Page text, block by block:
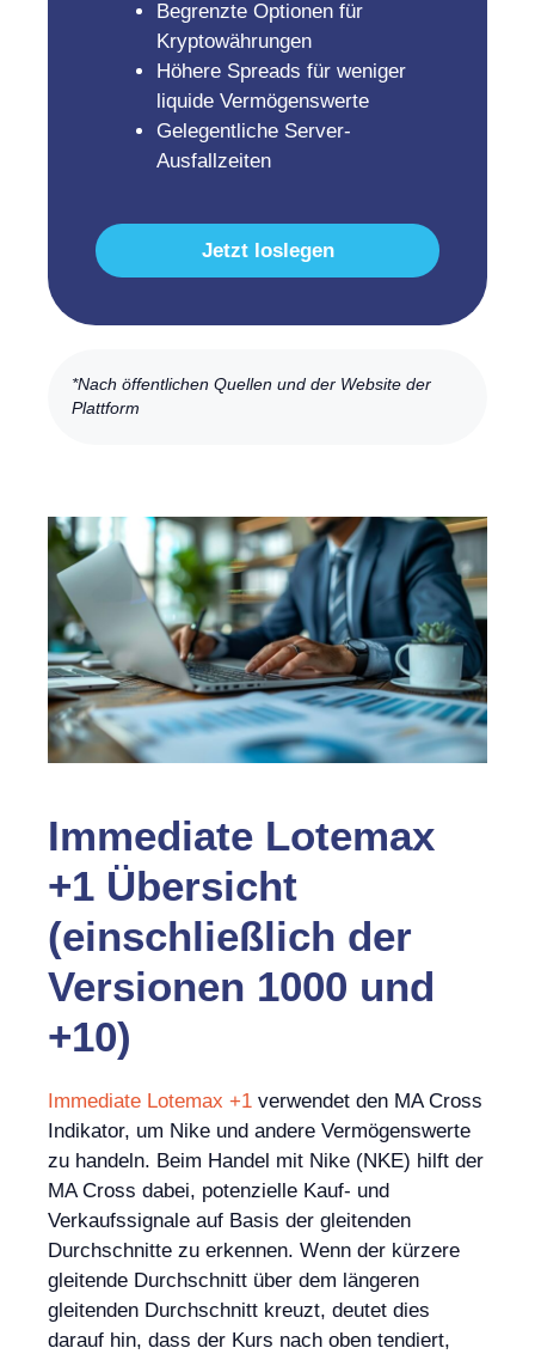
Begrenzte Optionen für
Kryptowährungen
Höhere Spreads für weniger
liquide Vermögenswerte
Gelegentliche Server-
Ausfallzeiten
Jetzt loslegen
*Nach öffentlichen Quellen und der Website der
Plattform
Immediate Lotemax
+1 Übersicht
(einschließlich der
Versionen 1000 und
+10)
Immediate Lotemax +1 verwendet den MA Cross
Indikator, um Nike und andere Vermögenswerte
zu handeln. Beim Handel mit Nike (NKE) hilft der
MA Cross dabei, potenzielle Kauf- und
Verkaufssignale auf Basis der gleitenden
Durchschnitte zu erkennen. Wenn der kürzere
gleitende Durchschnitt über dem längeren
gleitenden Durchschnitt kreuzt, deutet dies
darauf hin, dass der Kurs nach oben tendiert,